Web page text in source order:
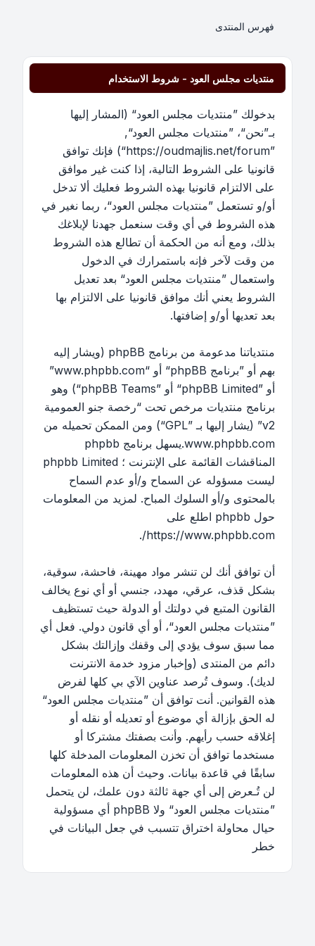
فهرس المنتدى
منتديات مجلس العود - شروط الاستخدام
بدخولك ”منتديات مجلس العود“ (المشار إليها
بـ”نحن“، ”منتديات مجلس العود“,
”https://oudmajlis.net/forum“) فإنك توافق
قانونيا على الشروط التالية، إذا كنت غير موافق
على الالتزام قانونيا بهذه الشروط فعليك ألا تدخل
أو/و تستعمل ”منتديات مجلس العود“، ربما نغير في
هذه الشروط في أي وقت سنعمل جهدنا لإبلاغك
بذلك، ومع أنه من الحكمة أن تطالع هذه الشروط
من وقت لآخر فإنه باستمرارك في الدخول
واستعمال ”منتديات مجلس العود“ بعد تعديل
الشروط يعني أنك موافق قانونيا على الالتزام بها
بعد تعديها أو/و إضافتها.
منتدياتنا مدعومة من برنامج phpBB (ويشار إليه
بهم أو ”برنامج phpBB“ أو “www.phpbb.com”
أو ”phpBB Limited“ أو ”phpBB Teams“) وهو
برنامج منتديات مرخص تحت “رخصة جنو العمومية
v2” (يشار إليها بـ ”GPL“) ومن الممكن تحميله من
www.phpbb.com
.يسهل برنامج phpbb
المناقشات القائمة على الإنترنت ؛ phpbb Limited
ليست مسؤوله عن السماح و/أو عدم السماح
بالمحتوى و/أو السلوك المباح. لمزيد من المعلومات
حول phpbb اطلع على
https://www.phpbb.com/
.
أن توافق أنك لن تنشر مواد مهينة، فاحشة، سوقية،
بشكل قذف، عرقي، مهدد، جنسي أو أي نوع يخالف
القانون المتبع في دولتك أو الدولة حيث تستظيف
”منتديات مجلس العود“، أو أي قانون دولي. فعل أي
مما سبق سوف يؤدي إلى وقفك وإزالتك بشكل
دائم من المنتدى (وإخبار مزود خدمة الانترنت
لديك). وسوف تُرصد عناوين الآي بي كلها لفرض
هذه القوانين. أنت توافق أن ”منتديات مجلس العود“
له الحق بإزالة أي موضوع أو تعديله أو نقله أو
إغلاقه حسب رأيهم. وأنت بصفتك مشتركا أو
مستخدما توافق أن تخزن المعلومات المدخلة كلها
سابقًا في قاعدة بيانات. وحيث أن هذه المعلومات
لن تُـعرض إلى أي جهة ثالثة دون علمك، لن يتحمل
”منتديات مجلس العود“ ولا phpBB أي مسؤولية
حيال محاولة اختراق تتسبب في جعل البيانات في
خطر